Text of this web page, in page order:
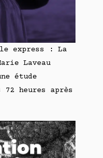
express : La
Laveau
étude
72 heures après